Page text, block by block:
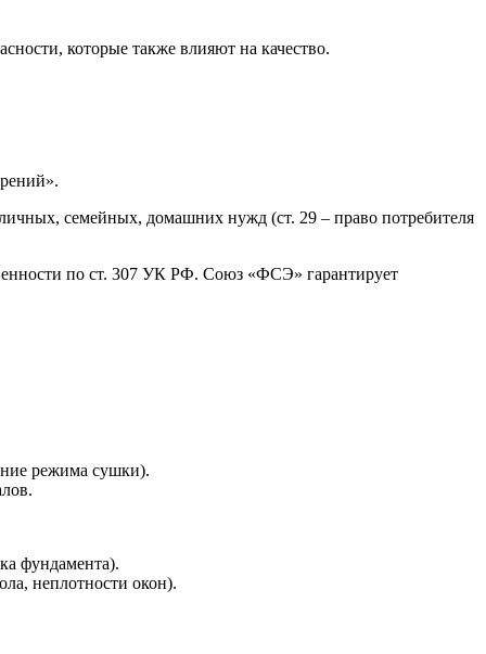
которые также влияют на качество.
семейных, домашних нужд (ст. 29 – право потребителя
по ст. 307 УК РФ. Союз «ФСЭ» гарантирует
режима сушки).
фундамента).
неплотности окон).